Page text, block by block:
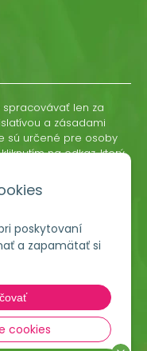
poskytovaní
a zapamätať si
cookies
len za
a zásadami
sú určené pre osoby
na odkaz, ktorý
na odkaz z